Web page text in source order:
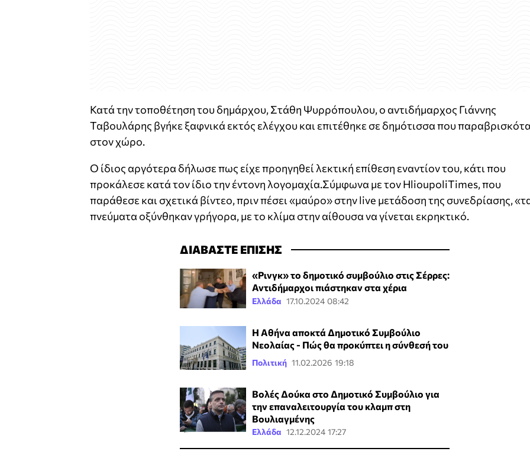
Κατά την τοποθέτηση του δημάρχου, Στάθη Ψυρρόπουλου, ο αντιδήμαρχος Γιάννης
Ταβουλάρης βγήκε ξαφνικά εκτός ελέγχου και επιτέθηκε σε δημότισσα που
στον χώρο.
Ο ίδιος αργότερα δήλωσε πως είχε προηγηθεί λεκτική επίθεση εναντίον του, κάτι που
προκάλεσε κατά τον ίδιο την έντονη λογομαχία.Σύμφωνα με τον HlioupoliTimes, που
παράθεσε και σχετικά βίντεο, πριν πέσει «μαύρο» στην live μετάδοση της συνεδρίασης,
πνεύματα οξύνθηκαν γρήγορα, με το κλίμα στην αίθουσα να γίνεται εκρηκτικό.
ΔΙΑΒΑΣΤΕ ΕΠΙΣΗΣ
«Ρινγκ» το δημοτικό συμβούλιο στις Σέρρες:
Αντιδήμαρχοι πιάστηκαν στα χέρια
Ελλάδα 17.10.2024 08:42
Η Αθήνα αποκτά Δημοτικό Συμβούλιο
Νεολαίας - Πώς θα προκύπτει η σύνθεσή του
Πολιτική 11.02.2026 19:18
Βολές Δούκα στο Δημοτικό Συμβούλιο για
την επαναλειτουργία του κλαμπ στη
Βουλιαγμένης
Ελλάδα 12.12.2024 17:27